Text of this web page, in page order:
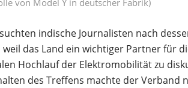
indische Journalisten nach
weil das Land ein wichtiger Partner für
Hochlauf der Elektromobilität zu
des Treffens machte der Verband